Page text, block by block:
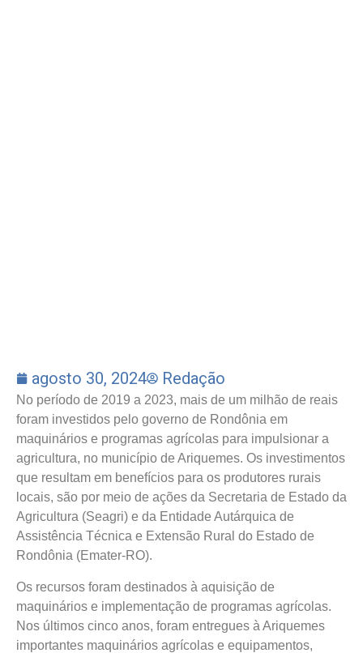
agosto 30, 2024 Redação
No período de 2019 a 2023, mais de um milhão de reais
foram investidos pelo governo de Rondônia em
maquinários e programas agrícolas para impulsionar a
agricultura, no município de Ariquemes. Os investimentos
que resultam em benefícios para os produtores rurais
locais, são por meio de ações da Secretaria de Estado da
Agricultura (Seagri) e da Entidade Autárquica de
Assistência Técnica e Extensão Rural do Estado de
Rondônia (Emater-RO).
Os recursos foram destinados à aquisição de
maquinários e implementação de programas agrícolas.
Nos últimos cinco anos, foram entregues à Ariquemes
importantes maquinários agrícolas e equipamentos,